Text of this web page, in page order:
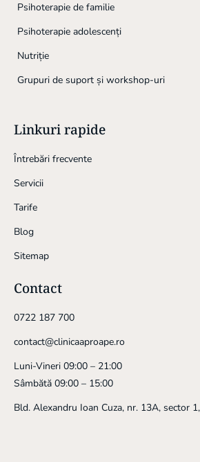
Psihoterapie de familie
Psihoterapie adolescenți
Nutriție
Grupuri de suport și workshop-uri
Linkuri rapide
Întrebări frecvente
Servicii
Tarife
Blog
Sitemap
Contact
0722 187 700
contact@clinicaaproape.ro
Luni-Vineri 09:00 – 21:00
Sâmbătă 09:00 – 15:00
Bld. Alexandru Ioan Cuza, nr. 13A, sector